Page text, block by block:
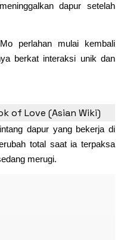
dapur setelah
perlahan mulai kembali
berkat interaksi unik dan
of Love (Asian Wiki)
dapur yang bekerja di
total saat ia terpaksa
merugi.